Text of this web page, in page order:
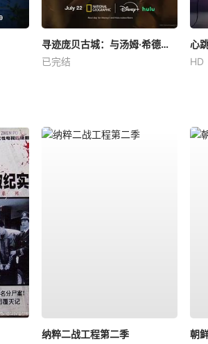
寻迹庞贝古城：与汤姆·希德勒斯顿同行
已完结
心
HD
纳粹二战工程第二季
朝